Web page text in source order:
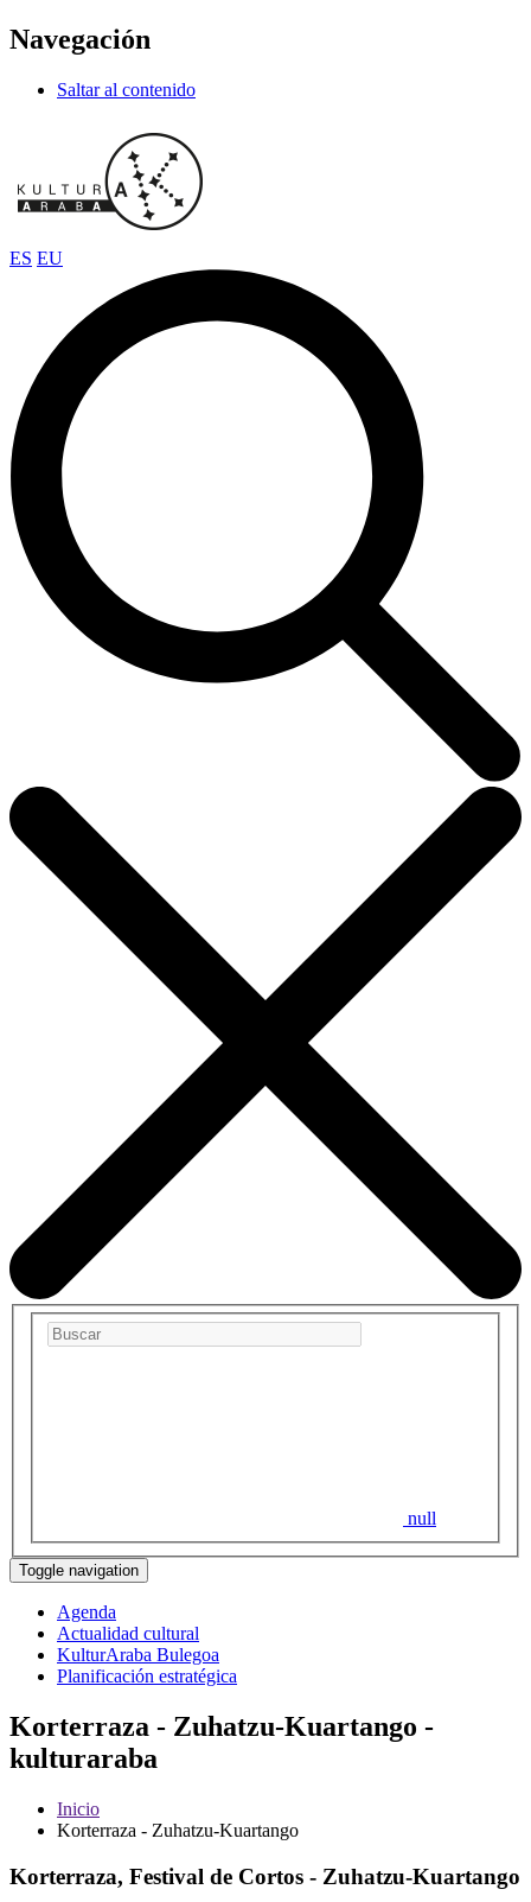
Navegación
Saltar al contenido
ES EU
null
Toggle navigation
Agenda
Actualidad cultural
KulturAraba Bulegoa
Planificación estratégica
Korterraza - Zuhatzu-Kuartango -
kulturaraba
Inicio
Korterraza - Zuhatzu-Kuartango
Korterraza, Festival de Cortos - Zuhatzu-Kuartango